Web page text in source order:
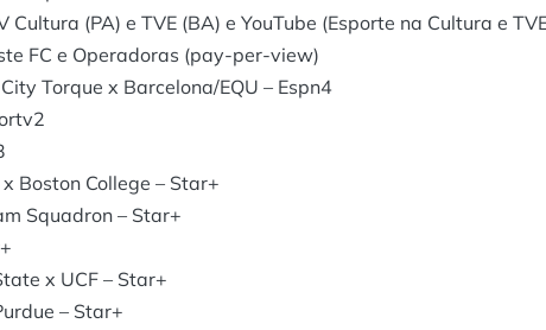
(PA) e TVE (BA) e YouTube (Esporte na Cultura e
FC e Operadoras (pay-per-view)
Torque x Barcelona/EQU – Espn4
Boston College – Star+
Squadron – Star+
x UCF – Star+
– Star+